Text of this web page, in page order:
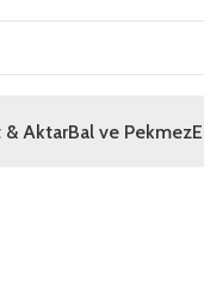
& AktarBal ve Pekmez